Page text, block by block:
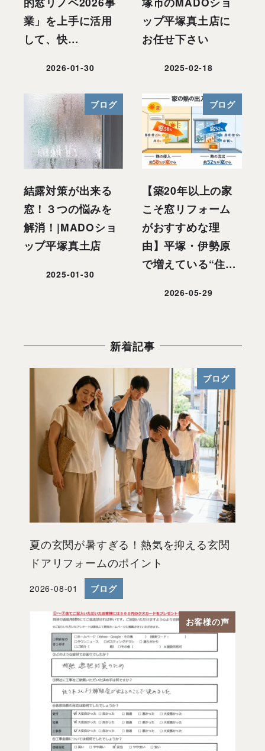
業」を上手に活用
して、快…
投稿日
2026-01-30
ップ平塚真土店に
お任せ下さい
投稿日
2025-02-18
ブログ
結露対策が出来る
窓！３つの悩みを
解消！|MADOショ
ップ平塚真土店
投稿日
2025-01-30
ブログ
【築20年以上の家
こそ窓リフォーム
がおすすめな理
由】平塚・伊勢原
で増えている“住…
投稿日
2026-05-29
新着記事
ブログ
夏の玄関が暑すぎる！熱気を抑える玄関
ドアリフォームのポイント
投稿日
2026-08-01 ブログ
お客様の声